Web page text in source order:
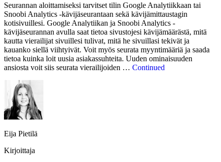
Seurannan aloittamiseksi tarvitset tilin Google Analytiikkaan tai
Snoobi Analytics -kävijäseurantaan sekä kävijämittaustagin
kotisivuillesi. Google Analytiikan ja Snoobi Analytics -
kävijäseurannan avulla saat tietoa sivustojesi kävijämäärästä, mitä
kautta vierailijat sivuillesi tulivat, mitä he sivuillasi tekivät ja
kauanko siellä viihtyivät. Voit myös seurata myyntimääriä ja saada
tietoa kuinka loit uusia asiakassuhteita. Uuden ominaisuuden
ansiosta voit siis seurata vierailijoiden … Continued
Eija Pietilä
Kirjoittaja